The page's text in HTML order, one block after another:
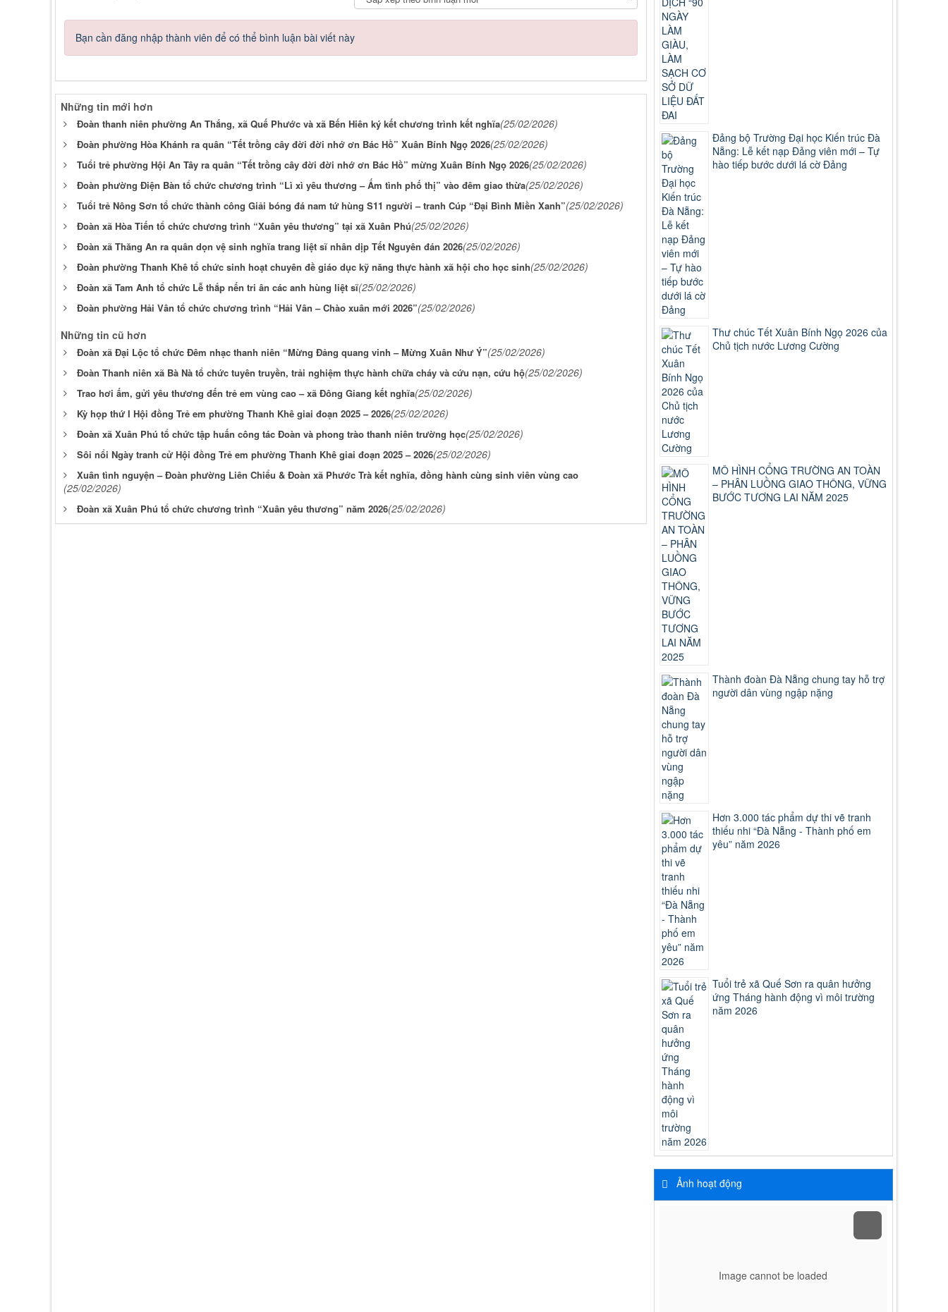
Bạn cần đăng nhập thành viên để có thể bình luận bài viết này
Những tin mới hơn
Đoàn thanh niên phường An Thắng, xã Quế Phước và xã Bến Hiên ký kết chương trình kết nghĩa(25/02/2026)
Đoàn phường Hòa Khánh ra quân “Tết trồng cây đời đời nhớ ơn Bác Hồ” Xuân Bính Ngọ 2026(25/02/2026)
Tuổi trẻ phường Hội An Tây ra quân “Tết trồng cây đời đời nhớ ơn Bác Hồ” mừng Xuân Bính Ngọ 2026(25/02/2026)
Đoàn phường Điện Bàn tổ chức chương trình “Lì xì yêu thương – Ấm tình phố thị” vào đêm giao thừa(25/02/2026)
Tuổi trẻ Nông Sơn tổ chức thành công Giải bóng đá nam tứ hùng S11 người – tranh Cúp “Đại Bình Miền Xanh”(25/02/2026)
Đoàn xã Hòa Tiến tổ chức chương trình “Xuân yêu thương” tại xã Xuân Phú(25/02/2026)
Đoàn xã Thăng An ra quân dọn vệ sinh nghĩa trang liệt sĩ nhân dịp Tết Nguyên đán 2026(25/02/2026)
Đoàn phường Thanh Khê tổ chức sinh hoạt chuyên đề giáo dục kỹ năng thực hành xã hội cho học sinh(25/02/2026)
Đoàn xã Tam Anh tổ chức Lễ thắp nến tri ân các anh hùng liệt sĩ(25/02/2026)
Đoàn phường Hải Vân tổ chức chương trình “Hải Vân – Chào xuân mới 2026”(25/02/2026)
Những tin cũ hơn
Đoàn xã Đại Lộc tổ chức Đêm nhạc thanh niên “Mừng Đảng quang vinh – Mừng Xuân Như Ý”(25/02/2026)
Đoàn Thanh niên xã Bà Nà tổ chức tuyên truyền, trải nghiệm thực hành chữa cháy và cứu nạn, cứu hộ(25/02/2026)
Trao hơi ấm, gửi yêu thương đến trẻ em vùng cao – xã Đông Giang kết nghĩa(25/02/2026)
Kỳ họp thứ I Hội đồng Trẻ em phường Thanh Khê giai đoạn 2025 – 2026(25/02/2026)
Đoàn xã Xuân Phú tổ chức tập huấn công tác Đoàn và phong trào thanh niên trường học(25/02/2026)
Sôi nổi Ngày tranh cử Hội đồng Trẻ em phường Thanh Khê giai đoạn 2025 – 2026(25/02/2026)
Xuân tình nguyện – Đoàn phường Liên Chiểu & Đoàn xã Phước Trà kết nghĩa, đồng hành cùng sinh viên vùng cao
(25/02/2026)
Đoàn xã Xuân Phú tổ chức chương trình “Xuân yêu thương” năm 2026(25/02/2026)
Đảng bộ Trường Đại học Kiến trúc Đà
Nẵng: Lễ kết nạp Đảng viên mới – Tự
hào tiếp bước dưới lá cờ Đảng
Thư chúc Tết Xuân Bính Ngọ 2026 của
Chủ tịch nước Lương Cường
MÔ HÌNH CỔNG TRƯỜNG AN TOÀN
– PHÂN LUỒNG GIAO THÔNG, VỮNG
BƯỚC TƯƠNG LAI NĂM 2025
Thành đoàn Đà Nẵng chung tay hỗ trợ
người dân vùng ngập nặng
Hơn 3.000 tác phẩm dự thi vẽ tranh
thiếu nhi “Đà Nẵng - Thành phố em
yêu” năm 2026
Tuổi trẻ xã Quế Sơn ra quân hưởng
ứng Tháng hành động vì môi trường
năm 2026
Ảnh hoạt động
Image cannot be loaded